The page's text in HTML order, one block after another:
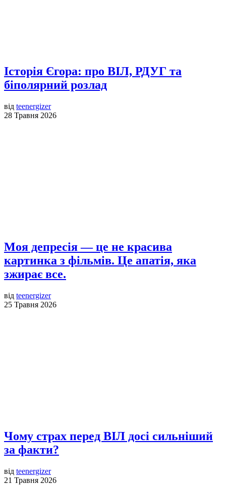
Історія Єгора: про ВІЛ, РДУГ та
біполярний розлад
від teenergizer
28 Травня 2026
Моя депресія — це не красива
картинка з фільмів. Це апатія, яка
зжирає все.
від teenergizer
25 Травня 2026
Чому страх перед ВІЛ досі сильніший
за факти?
від teenergizer
21 Травня 2026